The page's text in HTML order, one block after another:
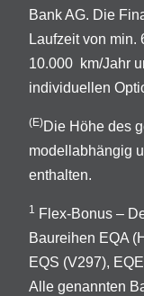
Bank AG. Die
Laufzeit von min.
10.000 km/Jahr
individuellen
(E)Die Höhe des
modellabhängig
enthalten.
1 Flex-Bonus –
Baureihen EQA
EQS (V297),
Alle genannten